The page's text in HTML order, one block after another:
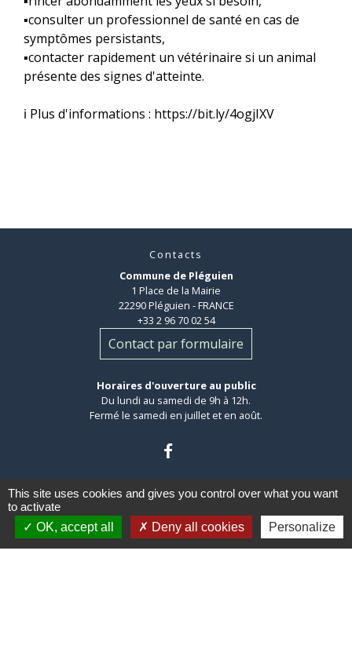
▪️consulter un professionnel de santé en cas de
symptômes persistants,
▪️contacter rapidement un vétérinaire si un animal
présente des signes d'atteinte.
ℹ️ Plus d'informations : https://bit.ly/4ogjIXV
Contacts
Commune de Pléguien
1 Place de la Mairie
22290 Pléguien - FRANCE
+33 2 96 70 02 54
Contact par formulaire
Horaires d'ouverture au public
Du lundi au samedi de 9h à 12h.
Fermé le samedi en juillet et en août.
Liens
This site uses cookies and gives you control over what you want
to activate
OK, accept all
Deny all cookies Personalize